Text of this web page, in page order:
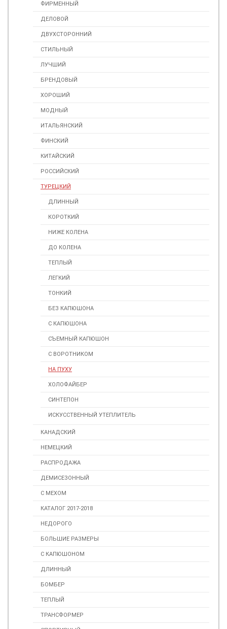
ФИРМЕННЫЙ
ДЕЛОВОЙ
ДВУХСТОРОННИЙ
СТИЛЬНЫЙ
ЛУЧШИЙ
БРЕНДОВЫЙ
ХОРОШИЙ
МОДНЫЙ
ИТАЛЬЯНСКИЙ
ФИНСКИЙ
КИТАЙСКИЙ
РОССИЙСКИЙ
ТУРЕЦКИЙ
ДЛИННЫЙ
КОРОТКИЙ
НИЖЕ КОЛЕНА
ДО КОЛЕНА
ТЕПЛЫЙ
ЛЕГКИЙ
ТОНКИЙ
БЕЗ КАПЮШОНА
С КАПЮШОНА
СЪЕМНЫЙ КАПЮШОН
С ВОРОТНИКОМ
НА ПУХУ
ХОЛОФАЙБЕР
СИНТЕПОН
ИСКУССТВЕННЫЙ УТЕПЛИТЕЛЬ
КАНАДСКИЙ
НЕМЕЦКИЙ
РАСПРОДАЖА
ДЕМИСЕЗОННЫЙ
С МЕХОМ
КАТАЛОГ 2017-2018
НЕДОРОГО
БОЛЬШИЕ РАЗМЕРЫ
С КАПЮШОНОМ
ДЛИННЫЙ
БОМБЕР
ТЕПЛЫЙ
ТРАНСФОРМЕР